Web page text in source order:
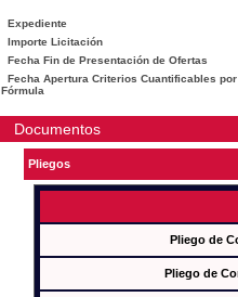
Expediente
Importe Licitación
Fecha Fin de Presentación de Ofertas
Fecha Apertura Criterios Cuantificables por
Fórmula
Documentos
Pliegos
Pliego de
Pliego de